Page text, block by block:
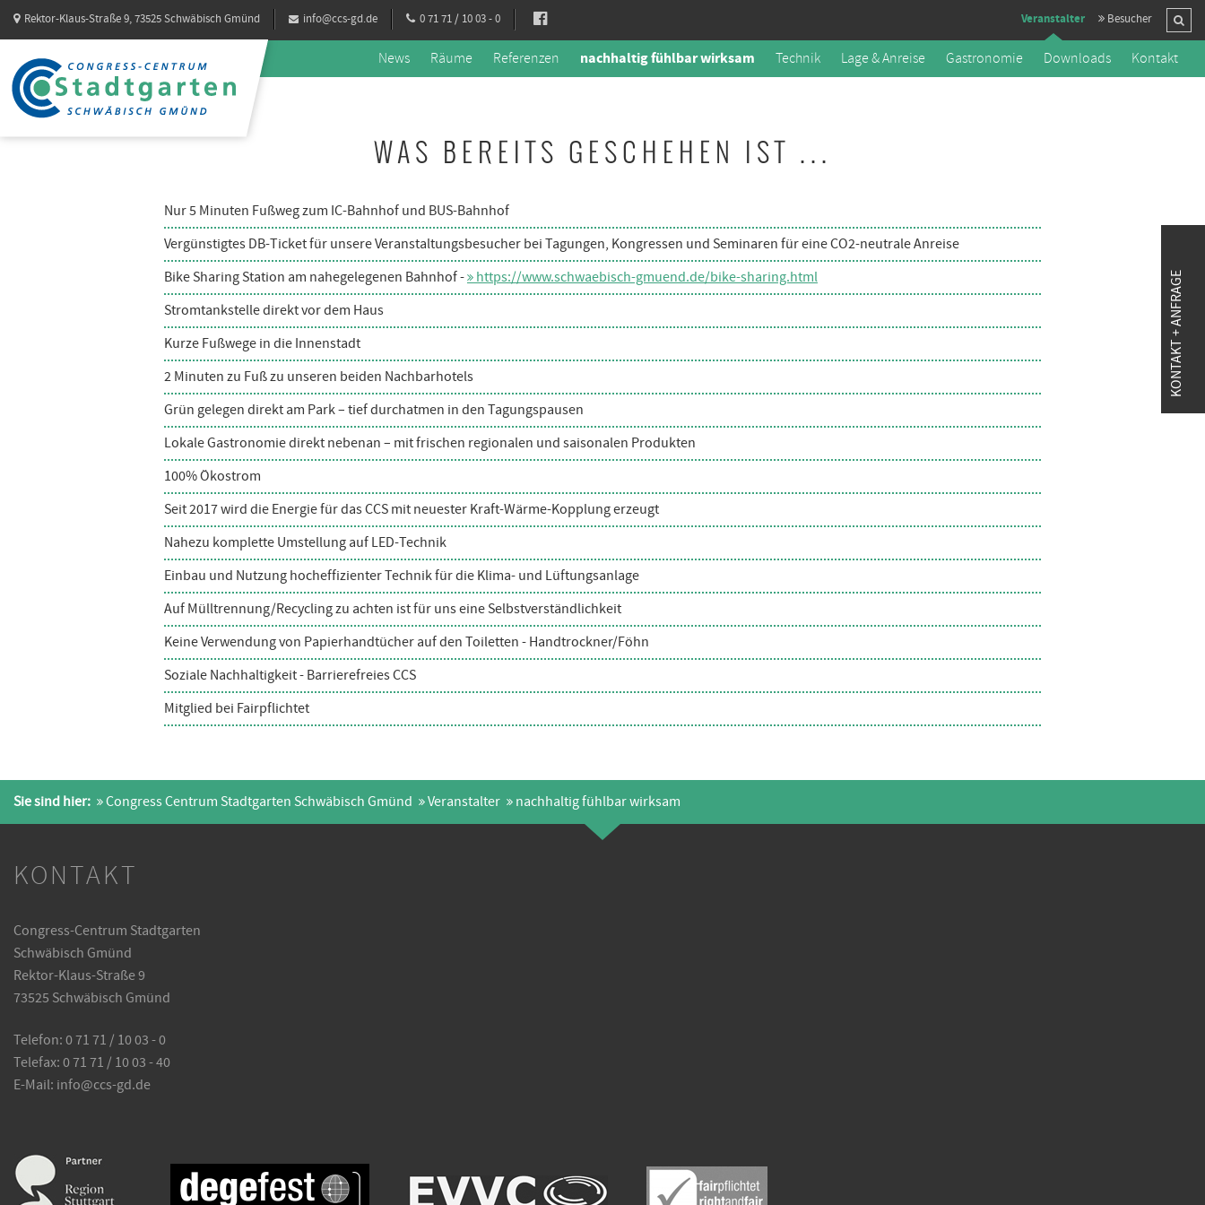
Rektor-Klaus-Straße 9, 73525 Schwäbisch Gmünd info@ccs-gd.de 0 71 71 / 10 03 - 0 Veranstalter Besucher
News Räume Referenzen nachhaltig fühlbar wirksam Technik Lage & Anreise Gastronomie Downloads Kontakt
WAS BEREITS GESCHEHEN IST ...
Nur 5 Minuten Fußweg zum IC-Bahnhof und BUS-Bahnhof
Vergünstigtes DB-Ticket für unsere Veranstaltungsbesucher bei Tagungen, Kongressen und Seminaren für eine CO2-neutrale Anreise
Bike Sharing Station am nahegelegenen Bahnhof - https://www.schwaebisch-gmuend.de/bike-sharing.html
Stromtankstelle direkt vor dem Haus
Kurze Fußwege in die Innenstadt
2 Minuten zu Fuß zu unseren beiden Nachbarhotels
Grün gelegen direkt am Park – tief durchatmen in den Tagungspausen
Lokale Gastronomie direkt nebenan – mit frischen regionalen und saisonalen Produkten
100% Ökostrom
Seit 2017 wird die Energie für das CCS mit neuester Kraft-Wärme-Kopplung erzeugt
Nahezu komplette Umstellung auf LED-Technik
Einbau und Nutzung hocheffizienter Technik für die Klima- und Lüftungsanlage
Auf Mülltrennung/Recycling zu achten ist für uns eine Selbstverständlichkeit
Keine Verwendung von Papierhandtücher auf den Toiletten - Handtrockner/Föhn
Soziale Nachhaltigkeit - Barrierefreies CCS
Mitglied bei Fairpflichtet
Sie sind hier: Congress Centrum Stadtgarten Schwäbisch Gmünd Veranstalter nachhaltig fühlbar wirksam
KONTAKT
Congress-Centrum Stadtgarten
Schwäbisch Gmünd
Rektor-Klaus-Straße 9
73525 Schwäbisch Gmünd
Telefon: 0 71 71 / 10 03 - 0
Telefax: 0 71 71 / 10 03 - 40
E-Mail: info@ccs-gd.de
KONTAKT + ANFRAGE